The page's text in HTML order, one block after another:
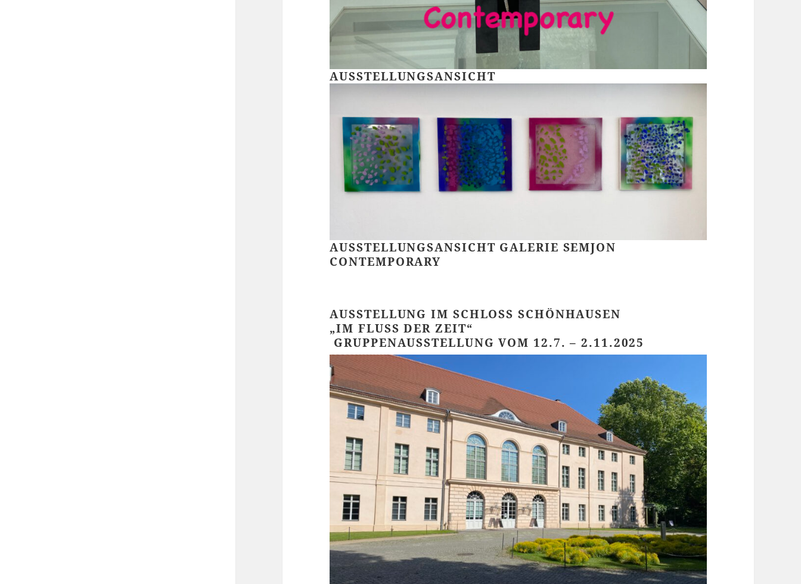
AUSSTELLUNGSANSICHT
AUSSTELLUNGSANSICHT GALERIE SEMJON
CONTEMPORARY
AUSSTELLUNG IM SCHLOSS SCHÖNHAUSEN
„IM FLUSS DER ZEIT“
GRUPPENAUSSTELLUNG VOM 12.7. – 2.11.2025